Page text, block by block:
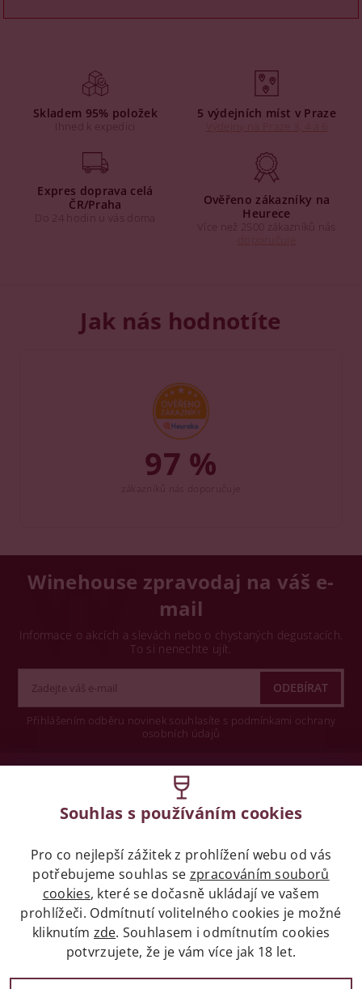
Skladem 95% položek
Ihned k expedici
5 výdejních míst v Praze
Expres doprava celá
ČR/Praha
Do 24 hodin u vás doma
Ověřeno zákazníky na
Heurece
Více než 2500 zákazníků nás
Jak nás hodnotíte
97 %
Winehouse zpravodaj na váš e-
mail
Informace o akcích a slevách nebo o chystaných degustacích.
To si nenechte ujít.
Přihlášením odběru novinek souhlasíte s podmínkami ochrany
osobních údajů
Legislativa
Zákaz prodeje alkoholických nápojů osobám
mladších 18 let.
Naše služby
Souhlas s používáním cookies
Pro co nejlepší zážitek z prohlížení webu od vás
potřebujeme souhlas se zpracováním souborů
cookies, které se dočasně ukládají ve vašem
prohlížeči. Odmítnutí volitelného cookies je možné
kliknutím zde. Souhlasem i odmítnutím cookies
potvrzujete, že je vám více jak 18 let.